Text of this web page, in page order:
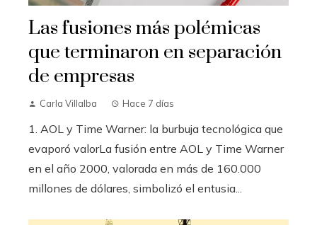
Las fusiones más polémicas
que terminaron en separación
de empresas
Carla Villalba Hace 7 días
1. AOL y Time Warner: la burbuja tecnológica que
evaporó valorLa fusión entre AOL y Time Warner
en el año 2000, valorada en más de 160.000
millones de dólares, simbolizó el entusia...